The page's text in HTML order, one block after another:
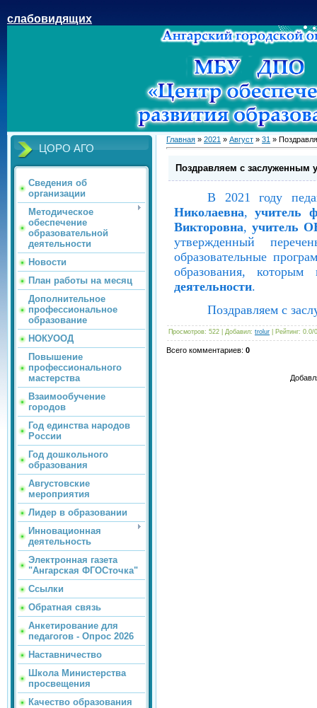
слабовидящих
ЦОРО АГО
Сведения об
организации
Методическое
обеспечение
образовательной
деятельности
Новости
План работы на месяц
Дополнительное
профессиональное
образование
НОКУООД
Повышение
профессионального
мастерства
Взаимообучение
городов
Год единства народов
России
Год дошкольного
образования
Августовские
мероприятия
Лидер в образовании
Инновационная
деятельность
Электронная газета
"Ангарская ФГОСточка"
Ссылки
Обратная связь
Анкетирование для
педагогов - Опрос 2026
Наставничество
Школа Министерства
просвещения
Качество образования
Главная » 2021 » Август » 31 »
Поздравляем с заслуженным
В 2021 году
Николаевна,учитель
Викторовна, учитель
утвержденный
образовательные
образования,
деятельности.
Поздравляем с
Просмотров: 522 | Добавил: trolur Рейтинг: 0.0/0
Всего комментариев: 0